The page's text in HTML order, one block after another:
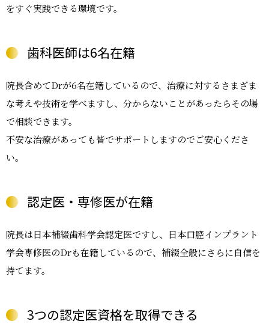
をすぐ実践できる環境です。
歯科医師は6名在籍
院長含めてDrが6名在籍しているので、治療に対するさまざま
な考えや技術を学べますし、分からないことがあったらその場
で相談できます。
不安な治療があっても皆でサポートしますのでご安心くださ
い。
認定医・専修医が在籍
院長は日本補綴歯科学会認定医ですし、日本口腔インプラント
学会専修医のDrも在籍しているので、補綴全般にさらに自信を
持てます。
3つの認定医資格を取得できる